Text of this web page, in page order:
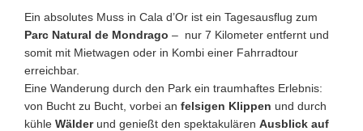
Ein absolutes Muss in Cala d’Or ist ein Tagesausflug zum
Parc Natural de Mondrago – nur 7 Kilometer entfernt und
somit mit Mietwagen oder in Kombi einer Fahrradtour
erreichbar.
Eine Wanderung durch den Park ein traumhaftes Erlebnis:
von Bucht zu Bucht, vorbei an felsigen Klippen und durch
kühle Wälderund genießt den spektakulären Ausblick auf